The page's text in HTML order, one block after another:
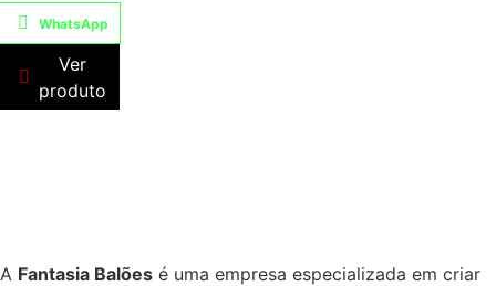
WhatsApp
Ver
produto
A Fantasia Balões é uma empresa especializada em criar